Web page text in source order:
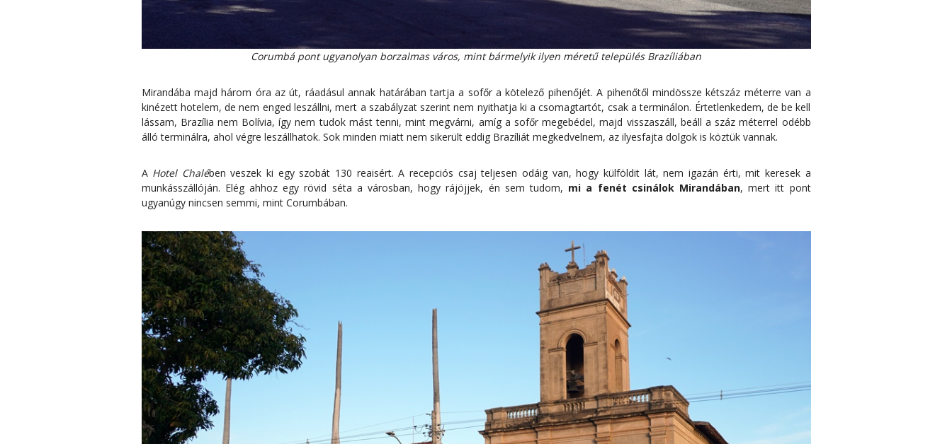
Corumbá pont ugyanolyan borzalmas város, mint bármelyik ilyen méretű település Brazíliában
Mirandába majd három óra az út, ráadásul annak határában tartja a sofőr a kötelező pihenőjét. A pihenőtől mindössze kétszáz méterre van a
kinézett hotelem, de nem enged leszállni, mert a szabályzat szerint nem nyithatja ki a csomagtartót, csak a terminálon. Értetlenkedem, de be kell
lássam, Brazília nem Bolívia, így nem tudok mást tenni, mint megvárni, amíg a sofőr megebédel, majd visszaszáll, beáll a száz méterrel odébb
álló terminálra, ahol végre leszállhatok. Sok minden miatt nem sikerült eddig Brazíliát megkedvelnem, az ilyesfajta dolgok is köztük vannak.
A Hotel Chalében veszek ki egy szobát 130 reaisért. A recepciós csaj teljesen odáig van, hogy külföldit lát, nem igazán érti, mit keresek a
munkásszállóján. Elég ahhoz egy rövid séta a városban, hogy rájöjjek, én sem tudom, mi a fenét csinálok Mirandában, mert itt pont
ugyanúgy nincsen semmi, mint Corumbában.